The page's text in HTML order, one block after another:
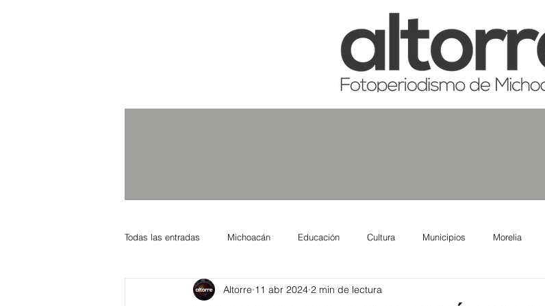
Todas las entradas Michoacán Educación Cultura Municipios Morelia
Nacional Internacional Columnistas Salud
Altorre 11 abr 2024 2 min de lectura